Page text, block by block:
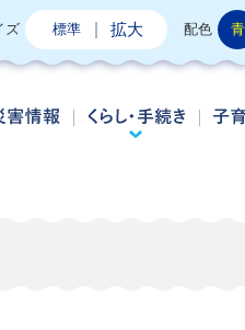
ズ 標準 拡大 配色 青
防災・防犯・災害情
くら